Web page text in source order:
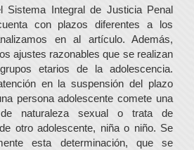
Sistema Integral de Justicia Penal
con plazos diferentes a los
en al artículo. Además,
ajustes razonables que se realizan
etarios de la adolescencia.
en la suspensión del plazo
persona adolescente comete una
de naturaleza sexual o trata de
otro adolescente, niña o niño. Se
esta determinación, que se